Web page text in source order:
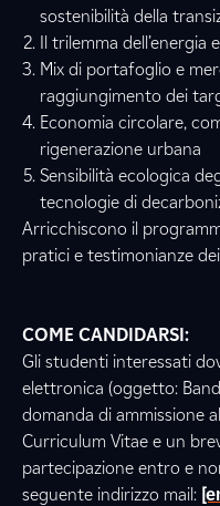
sostenibilità della
Il trilemma dell’energia
Mix di portafoglio e
raggiungimento dei
Economia circolare,
rigenerazione urbana
Sensibilità ecologica
tecnologie di
Arricchiscono il
pratici e testimonianze
COME CANDIDARSI:
Gli studenti interessati
elettronica (oggetto:
domanda di ammissione
Curriculum Vitae e un
partecipazione entro e
seguente indirizzo mail: